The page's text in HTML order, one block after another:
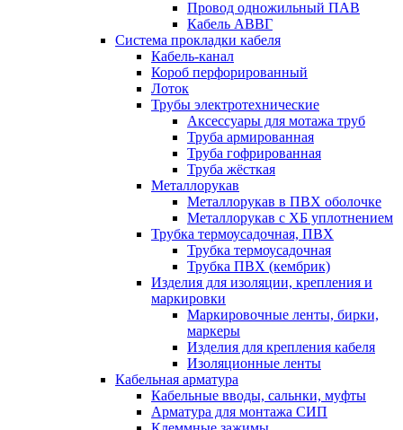
Провод одножильный ПАВ
Кабель АВВГ
Система прокладки кабеля
Кабель-канал
Короб перфорированный
Лоток
Трубы электротехнические
Аксессуары для мотажа труб
Труба армированная
Труба гофрированная
Труба жёсткая
Металлорукав
Металлорукав в ПВХ оболочке
Металлорукав с ХБ уплотнением
Трубка термоусадочная, ПВХ
Трубка термоусадочная
Трубка ПВХ (кембрик)
Изделия для изоляции, крепления и
маркировки
Маркировочные ленты, бирки,
маркеры
Изделия для крепления кабеля
Изоляционные ленты
Кабельная арматура
Кабельные вводы, сальнки, муфты
Арматура для монтажа СИП